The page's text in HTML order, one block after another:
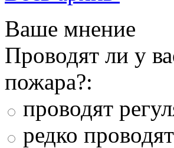
Ваше мнение
Проводят ли у
пожара?:
проводят
редко проводят